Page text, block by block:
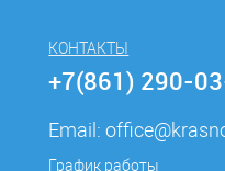
КОНТАКТЫ
+7(861) 290-
Email:
График работы